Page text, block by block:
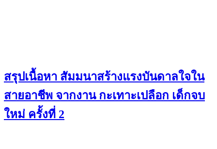
สรุปเนื้อหา สัมมนาสร้างแรงบันดาลใจใน
สายอาชีพ จากงาน กะเทาะเปลือก เด็กจบ
ใหม่ ครั้งที่ 2